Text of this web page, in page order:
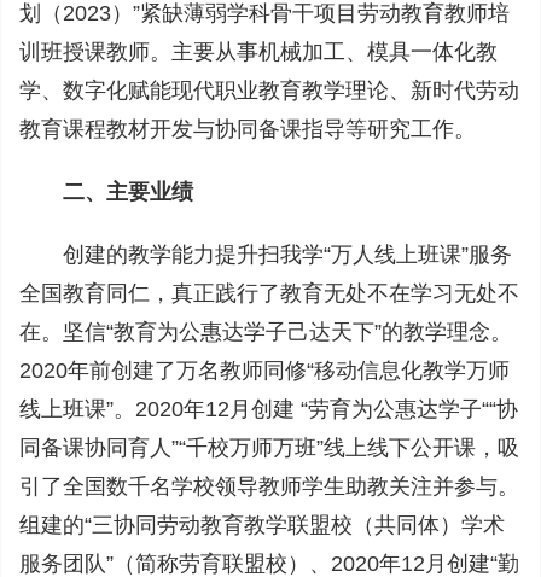
划（2023）”紧缺薄弱学科骨干项目劳动教育教师培
训班授课教师。主要从事机械加工、模具一体化教
学、数字化赋能现代职业教育教学理论、新时代劳动
教育课程教材开发与协同备课指导等研究工作。
二、主要业绩
创建的教学能力提升扫我学“万人线上班课”服务
全国教育同仁，真正践行了教育无处不在学习无处不
在。坚信“教育为公惠达学子己达天下”的教学理念。
2020年前创建了万名教师同修“移动信息化教学万师
线上班课”。2020年12月创建 “劳育为公惠达学子““协
同备课协同育人”“千校万师万班”线上线下公开课，吸
引了全国数千名学校领导教师学生助教关注并参与。
组建的“三协同劳动教育教学联盟校（共同体）学术
服务团队”（简称劳育联盟校）、2020年12月创建“勤